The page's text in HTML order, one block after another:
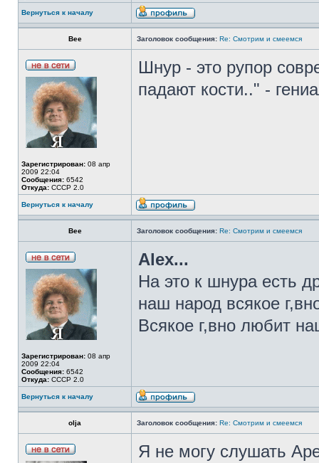
Вернуться к началу
Bee Заголовок сообщения: Re: Смотрим и смеемся
Зарегистрирован: 08 апр
2009 22:04
Сообщения: 6542
Откуда: СССР 2.0
Шнур - это рупор
падают кости.." -
Вернуться к началу
Bee Заголовок сообщения: Re: Смотрим и смеемся
Зарегистрирован: 08 апр
2009 22:04
Сообщения: 6542
Откуда: СССР 2.0
Alex...
На это к шнура есть
наш народ всякое
Всякое г,вно любит
Вернуться к началу
olja Заголовок сообщения: Re: Смотрим и смеемся
Я не могу слушать